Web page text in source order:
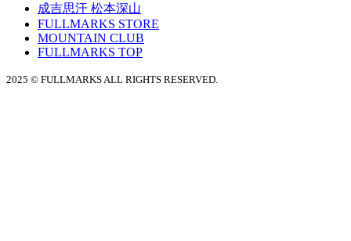
成吉思汗 松本深山
FULLMARKS STORE
MOUNTAIN CLUB
FULLMARKS TOP
2025 © FULLMARKS ALL RIGHTS RESERVED.